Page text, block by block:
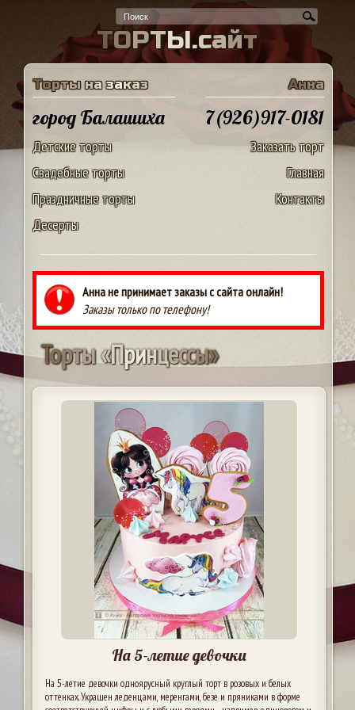
ТОРТЫ.сайт
Торты на заказ
город Балашиха
Детские торты
Свадебные торты
Праздничные торты
Десерты
Анна
7(926)917-0181
Заказать торт
Главная
Контакты
Анна не принимает заказы с сайта онлайн!
Заказы только по телефону!
Торты«Принцессы»
На 5-летие девочки
На 5-летие девочки одноярусный круглый торт в розовых и белых
оттенках. Украшен леденцами, меренгами, безе и пряниками в форме